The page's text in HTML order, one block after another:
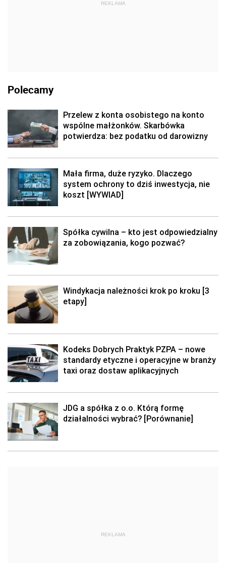
REKLAMA
Polecamy
Przelew z konta osobistego na konto
wspólne małżonków. Skarbówka
potwierdza: bez podatku od darowizny
Mała firma, duże ryzyko. Dlaczego
system ochrony to dziś inwestycja, nie
koszt [WYWIAD]
Spółka cywilna – kto jest odpowiedzialny
za zobowiązania, kogo pozwać?
Windykacja należności krok po kroku [3
etapy]
Kodeks Dobrych Praktyk PZPA – nowe
standardy etyczne i operacyjne w branży
taxi oraz dostaw aplikacyjnych
JDG a spółka z o.o. Którą formę
działalności wybrać? [Porównanie]
REKLAMA